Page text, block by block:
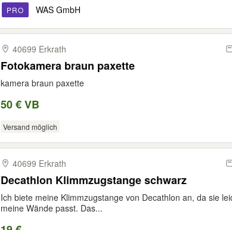
PRO WAS GmbH
40699 Erkrath
Fotokamera braun paxette
kamera braun paxette
50 € VB
Versand möglich
40699 Erkrath
Decathlon Klimmzugstange schwarz
Ich biete meine Klimmzugstange von Decathlon an, da sie
meine Wände passt. Das...